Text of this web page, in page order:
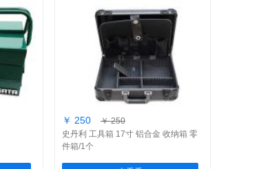
￥ 250
￥ 250
史丹利 工具箱 17寸 铝合金 收纳箱 零
件箱/1个